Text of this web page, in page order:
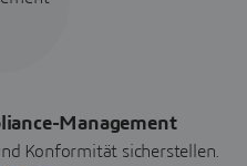
Management
Konformität sicherstellen.